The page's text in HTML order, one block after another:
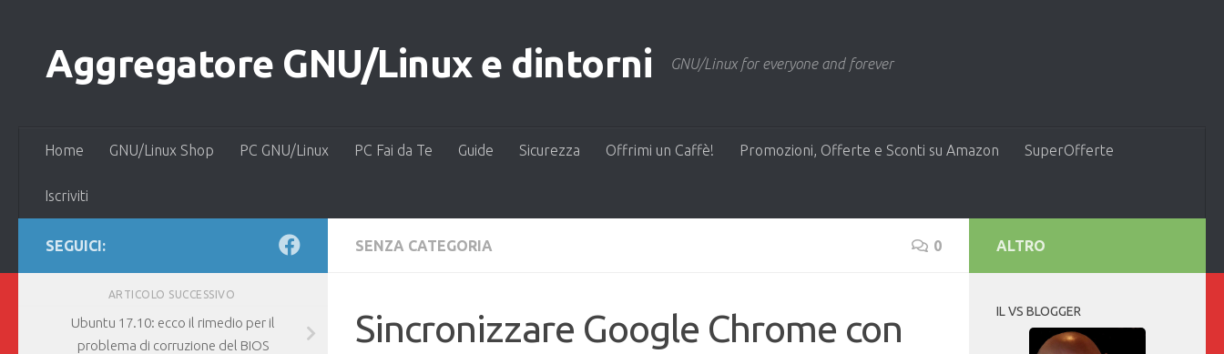
Aggregatore GNU/Linux e dintorni GNU/Linux for everyone and forever
Home GNU/Linux Shop PC GNU/Linux PC Fai da Te Guide Sicurezza Offrimi un Caffè! Promozioni, Offerte e Sconti su Amazon SuperOfferte
Iscriviti
SENZA CATEGORIA 0
Sincronizzare Google Chrome con
SEGUICI:
ARTICOLO SUCCESSIVO
Ubuntu 17.10: ecco il rimedio per il
problema di corruzione del BIOS
ALTRO
IL VS BLOGGER